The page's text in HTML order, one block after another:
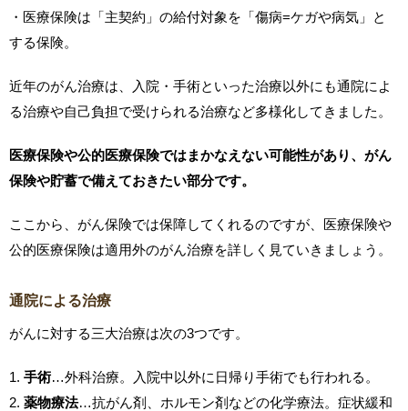
・医療保険は「主契約」の給付対象を「傷病=ケガや病気」と
する保険。
近年のがん治療は、入院・手術といった治療以外にも通院によ
る治療や自己負担で受けられる治療など多様化してきました。
医療保険や公的医療保険ではまかなえない可能性があり、がん
保険や貯蓄で備えておきたい部分です。
ここから、がん保険では保障してくれるのですが、医療保険や
公的医療保険は適用外のがん治療を詳しく見ていきましょう。
通院による治療
がんに対する三大治療は次の3つです。
1. 手術…外科治療。入院中以外に日帰り手術でも行われる。
2. 薬物療法…抗がん剤、ホルモン剤などの化学療法。症状緩和